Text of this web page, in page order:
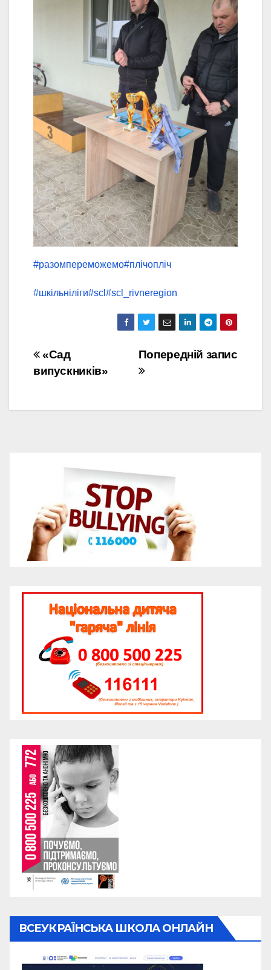
#разомпереможемо#плічопліч
#шкільніліги#scl #scl_rivneregion
Навігація
записів
Попередній запис
«Сад
випускників»
ВСЕУКРАЇНСЬКА ШКОЛА ОНЛАЙН